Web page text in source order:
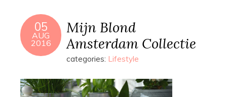
05
AUG
2016
Mijn Blond
Amsterdam Collectie
categories: Lifestyle